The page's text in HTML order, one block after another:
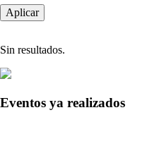
Sin resultados.
Eventos ya realizados